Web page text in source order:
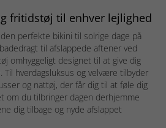
fritidstøj til enhver lejlighed
perfekte bikini til solrige dage på
til afslappede aftener ved
omhyggeligt designet til at give dig
Til hverdagsluksus og velvære tilbyder
og nattøj, der får dig til at føle dig
om du tilbringer dagen derhjemme
dig tilbage og nyde afslappet